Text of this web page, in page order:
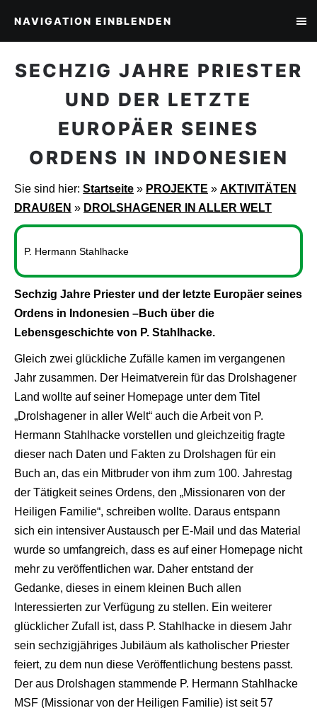
NAVIGATION EINBLENDEN
SECHZIG JAHRE PRIESTER
UND DER LETZTE
EUROPÄER SEINES
ORDENS IN INDONESIEN
Sie sind hier: Startseite » PROJEKTE » AKTIVITÄTEN
DRAUßEN » DROLSHAGENER IN ALLER WELT
P. Hermann Stahlhacke
Sechzig Jahre Priester und der letzte Europäer seines
Ordens in Indonesien –Buch über die
Lebensgeschichte von P. Stahlhacke.
Gleich zwei glückliche Zufälle kamen im vergangenen
Jahr zusammen. Der Heimatverein für das Drolshagener
Land wollte auf seiner Homepage unter dem Titel
„Drolshagener in aller Welt“ auch die Arbeit von P.
Hermann Stahlhacke vorstellen und gleichzeitig fragte
dieser nach Daten und Fakten zu Drolshagen für ein
Buch an, das ein Mitbruder von ihm zum 100. Jahrestag
der Tätigkeit seines Ordens, den „Missionaren von der
Heiligen Familie“, schreiben wollte. Daraus entspann
sich ein intensiver Austausch per E-Mail und das Material
wurde so umfangreich, dass es auf einer Homepage nicht
mehr zu veröffentlichen war. Daher entstand der
Gedanke, dieses in einem kleinen Buch allen
Interessierten zur Verfügung zu stellen. Ein weiterer
glücklicher Zufall ist, dass P. Stahlhacke in diesem Jahr
sein sechzigjähriges Jubiläum als katholischer Priester
feiert, zu dem nun diese Veröffentlichung bestens passt.
Der aus Drolshagen stammende P. Hermann Stahlhacke
MSF (Missionar von der Heiligen Familie) ist seit 57